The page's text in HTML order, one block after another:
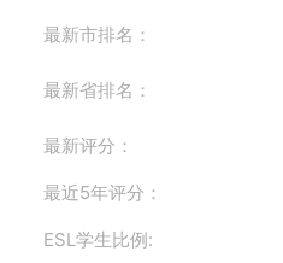
最新市排名：
最新省排名：
最新评分：
最近5年评分：
ESL学生比例: